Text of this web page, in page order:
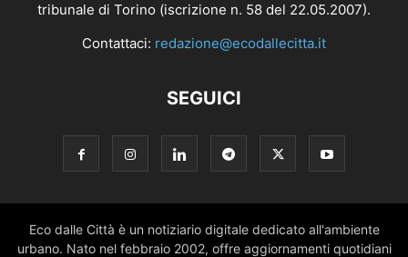
tribunale di Torino (iscrizione n. 58 del 22.05.2007).
Contattaci: redazione@ecodallecitta.it
SEGUICI
Eco dalle Città è un notiziario digitale dedicato all'ambiente
urbano. Nato nel febbraio 2002, offre aggiornamenti quotidiani